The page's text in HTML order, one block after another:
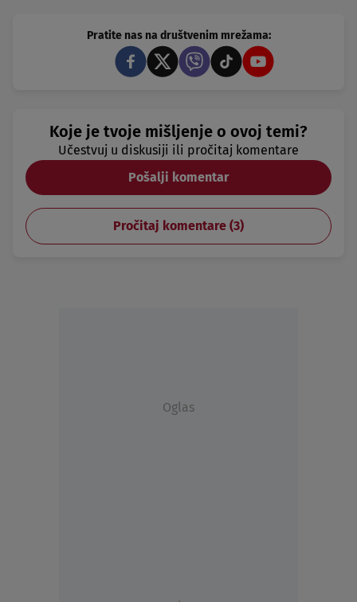
Pratite nas na društvenim mrežama:
Koje je tvoje mišljenje o ovoj temi?
Učestvuj u diskusiji ili pročitaj komentare
Pošalji komentar
Pročitaj komentare (3)
Oglas